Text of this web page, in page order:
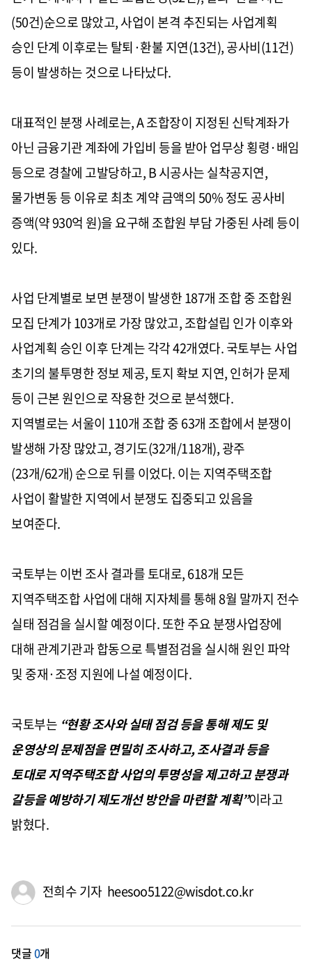
(50건)순으로 많았고,사업이 본격 추진되는 사업계획
승인 단계 이후로는 탈퇴·환불 지연(13건),공사비(11건)
등이 발생하는 것으로 나타났다.
대표적인 분쟁 사례로는, A조합장이 지정된 신탁계좌가
아닌 금융기관 계좌에 가입비 등을 받아 업무상 횡령·배임
등으로 경찰에 고발당하고, B시공사는 실착공지연,
물가변동 등 이유로 최초 계약 금액의50%정도 공사비
증액(약930억 원)을 요구해 조합원 부담 가중된 사례 등이
있다.
사업 단계별로 보면 분쟁이 발생한187개 조합 중 조합원
모집 단계가103개로 가장 많았고,조합설립 인가 이후와
사업계획 승인 이후 단계는 각각42개였다.국토부는 사업
초기의 불투명한 정보 제공,토지 확보 지연,인허가 문제
등이 근본 원인으로 작용한 것으로 분석했다.
지역별로는 서울이 110개 조합 중63개 조합에서 분쟁이
발생해 가장 많았고,경기도(32개/118개),광주
(23개/62개)순으로 뒤를 이었다.이는 지역주택조합
사업이 활발한 지역에서 분쟁도 집중되고 있음을
보여준다.
국토부는 이번 조사 결과를 토대로, 618개 모든
지역주택조합 사업에 대해 지자체를 통해8월 말까지 전수
실태 점검을 실시할 예정이다.또한 주요 분쟁사업장에
대해 관계기관과 합동으로 특별점검을 실시해 원인 파악
및 중재·조정 지원에 나설 예정이다.
국토부는 “현황 조사와 실태 점검 등을 통해 제도 및
운영상의 문제점을 면밀히 조사하고,조사결과 등을
토대로 지역주택조합 사업의 투명성을 제고하고 분쟁과
갈등을 예방하기 제도개선 방안을 마련할 계획”이라고
밝혔다.
전희수 기자 heesoo5122@wisdot.co.kr
댓글0개